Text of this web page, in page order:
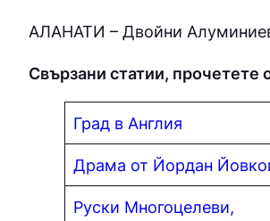
АЛАНАТИ – Двойни
Свързани статии, прочетете
Град в Англия
Драма от Йордан
Руски Многоцелеви,